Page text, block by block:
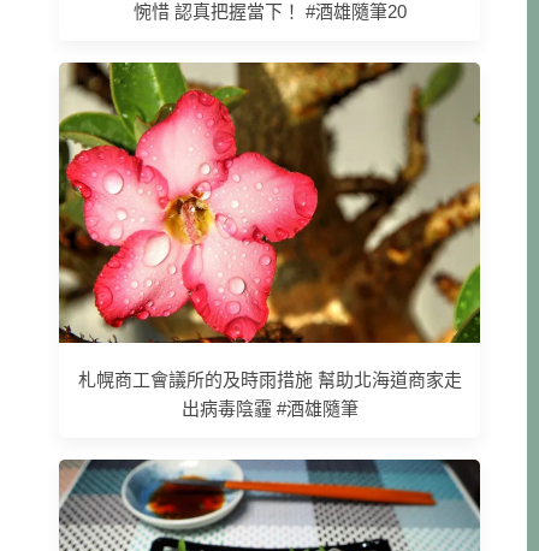
惋惜 認真把握當下！ #酒雄隨筆20
札幌商工會議所的及時雨措施 幫助北海道商家走
出病毒陰霾 #酒雄隨筆